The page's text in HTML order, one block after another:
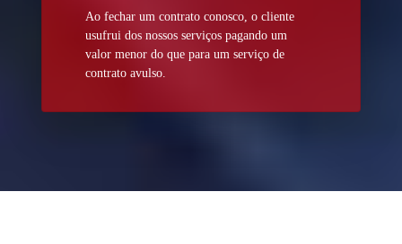
Ao fechar um contrato conosco, o cliente
usufrui dos nossos serviços pagando um
valor menor do que para um serviço de
contrato avulso.